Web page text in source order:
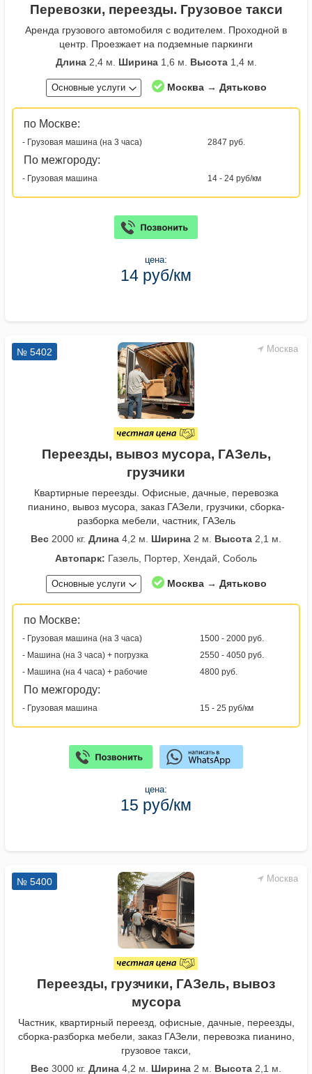
Перевозки, переезды. Грузовое такси
Аренда грузового автомобиля с водителем. Проходной в
центр. Проезжает на подземные паркинги
Длина2,4 м. Ширина1,6 м. Высота1,4 м.
Основные услуги Москва → Дятьково
по Москве:
- Грузовая машина (на 3 часа) 2847 руб.
По межгороду:
- Грузовая машина 14 - 24 руб/км
цена:
14 руб/км
Москва
№ 5402
Переезды, вывоз мусора, ГАЗель,
грузчики
Квартирные переезды. Офисные, дачные, перевозка
пианино, вывоз мусора, заказ ГАЗели, грузчики, сборка-
разборка мебели, частник, ГАЗель
Вес 2000 кг. Длина 4,2 м. Ширина 2 м. Высота 2,1 м.
Автопарк: Газель, Портер, Хендай, Соболь
Основные услуги Москва → Дятьково
по Москве:
- Грузовая машина (на 3 часа)
1500 - 2000 руб.
- Машина (на 3 часа) + погрузка
2550 - 4050 руб.
- Машина (на 4 часа) + рабочие
4800 руб.
По межгороду:
- Грузовая машина 15 - 25 руб/км
цена:
15 руб/км
Москва
№ 5400
Переезды, грузчики, ГАЗель, вывоз
мусора
Частник, квартирный переезд, офисные, дачные, переезды,
сборка-разборка мебели, заказ ГАЗели, перевозка пианино,
грузовое такси,
Вес 3000 кг. Длина 4,2 м. Ширина 2 м. Высота 2,1 м.